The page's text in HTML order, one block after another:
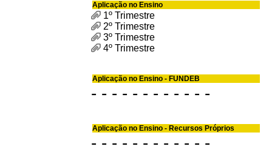
Aplicação no Ensino
1º Trimestre
2º Trimestre
3º Trimestre
4º Trimestre
Aplicação no Ensino - FUNDEB
- - - - - - - - - - - -
Aplicação no Ensino - Recursos Próprios
- - - - - - - - - - - -